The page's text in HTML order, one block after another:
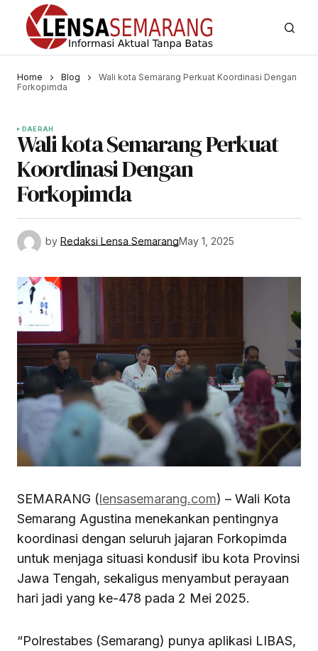
Home Blog
Wali kota Semarang Perkuat Koordinasi Dengan
Forkopimda
DAERAH
Wali kota Semarang Perkuat
Koordinasi Dengan
Forkopimda
by Redaksi Lensa SemarangMay 1, 2025
SEMARANG (lensasemarang.com) – Wali Kota
Semarang Agustina menekankan pentingnya
koordinasi dengan seluruh jajaran Forkopimda
untuk menjaga situasi kondusif ibu kota Provinsi
Jawa Tengah, sekaligus menyambut perayaan
hari jadi yang ke-478 pada 2 Mei 2025.
“Polrestabes (Semarang) punya aplikasi LIBAS,